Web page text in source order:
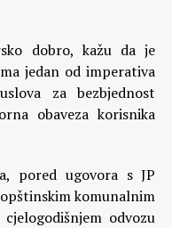
dobro, kažu da je
jedan od imperativa
za bezbjednost
obaveza korisnika
pored ugovora s JP
komunalnim
odvozu